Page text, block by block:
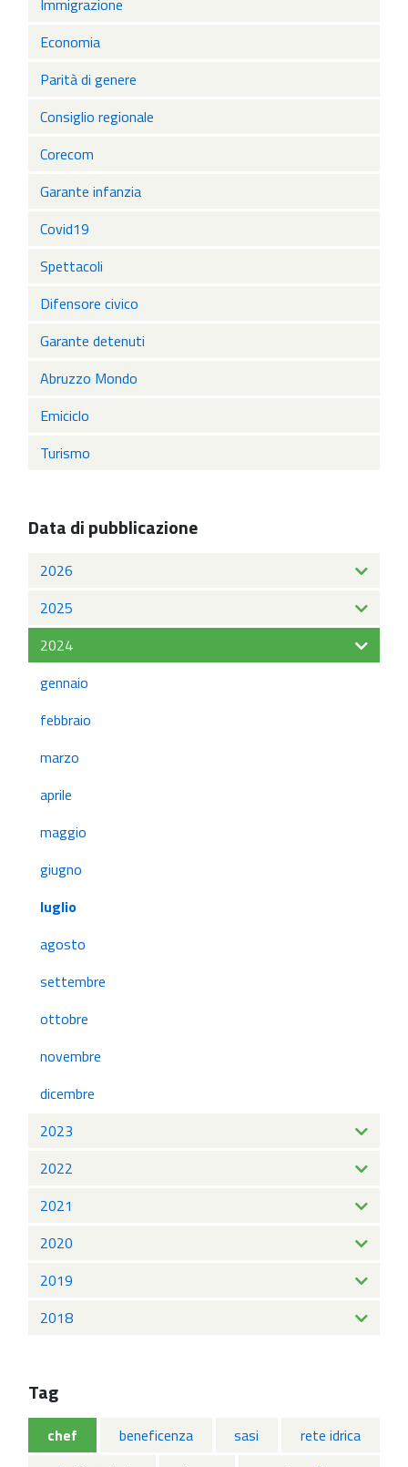
Economia
Parità di genere
Consiglio regionale
Corecom
Garante infanzia
Covid19
Spettacoli
Difensore civico
Garante detenuti
Abruzzo Mondo
Emiciclo
Turismo
Data di pubblicazione
2026
2025
2024
gennaio
febbraio
marzo
aprile
maggio
giugno
luglio
agosto
settembre
ottobre
novembre
dicembre
2023
2022
2021
2020
2019
2018
Tag
chef beneficenza sasi
rete idrica